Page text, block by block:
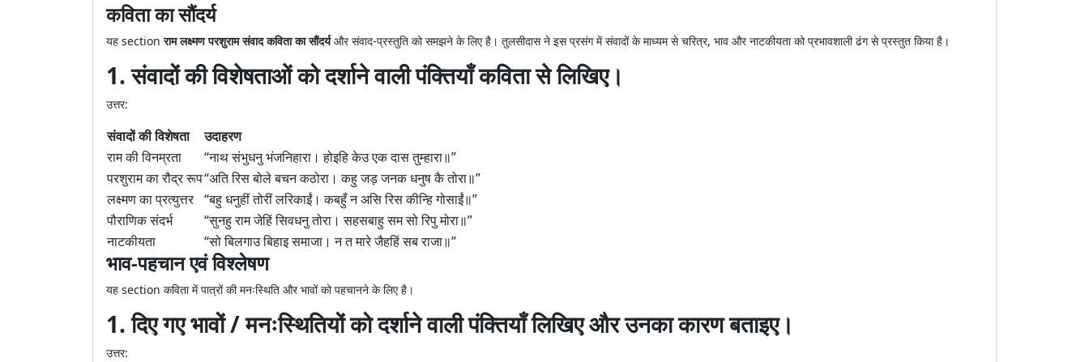
कविता का सौंदर्य
यह sectionराम लक्ष्मण परशुराम संवाद कविता का सौंदर्यऔर संवाद-प्रस्तुति को समझने के लिए है। तुलसीदास ने इस प्रसंग में संवादों के माध्यम से चरित्र, भाव और नाटकीयता को प्रभावशाली ढंग से प्रस्तुत किया है।
1. संवादों की विशेषताओं को दर्शाने वाली पंक्तियाँ कविता से लिखिए।
उत्तर:
संवादों की विशेषता
उदाहरण
राम की विनम्रता
“नाथ संभुधनु भंजनिहारा। होइहि केउ एक दास तुम्हारा॥”
परशुराम का रौद्र रूप“अति रिस बोले बचन कठोरा। कहु जड़ जनक धनुष कै तोरा॥”
लक्ष्मण का प्रत्युत्तर “बहु धनुहीं तोरीं लरिकाईं। कबहुँ न असि रिस कीन्हि गोसाईं॥”
पौराणिक संदर्भ
“सुनहु राम जेहिं सिवधनु तोरा। सहसबाहु सम सो रिपु मोरा॥”
नाटकीयता
“सो बिलगाउ बिहाइ समाजा। न त मारे जैहहिं सब राजा॥”
भाव-पहचान एवं विश्लेषण
यह section कविता में पात्रों की मनःस्थिति और भावों को पहचानने के लिए है।
1. दिए गए भावों / मनःस्थितियों को दर्शाने वाली पंक्तियाँ लिखिए और उनका कारण बताइए।
उत्तर: